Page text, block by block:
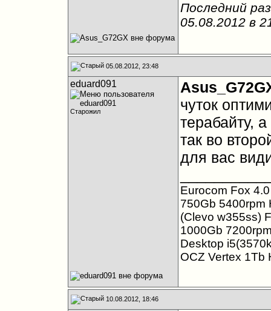
Последний
05.08.2012 в
05.08.2012, 23:48
eduard091
Старожил
чуток
терабайту,
так во
для вас
Eurocom Fox
750Gb 5400rpm
(Clevo w355ss)
1000Gb
Desktop
OCZ Vertex 1Tb
10.08.2012, 18:46